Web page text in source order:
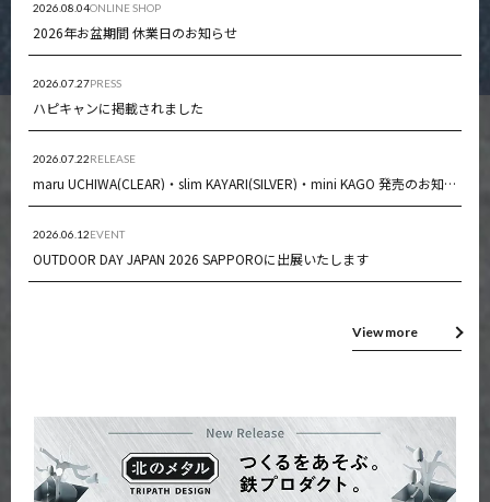
2026.08.04ONLINE SHOP
2026年お盆期間 休業日のお知らせ
2026.07.27PRESS
ハピキャンに掲載されました
2026.07.22RELEASE
maru UCHIWA(CLEAR)・slim KAYARI(SILVER)・mini KAGO 発売のお知らせ
2026.06.12EVENT
OUTDOOR DAY JAPAN 2026 SAPPOROに出展いたします
View more